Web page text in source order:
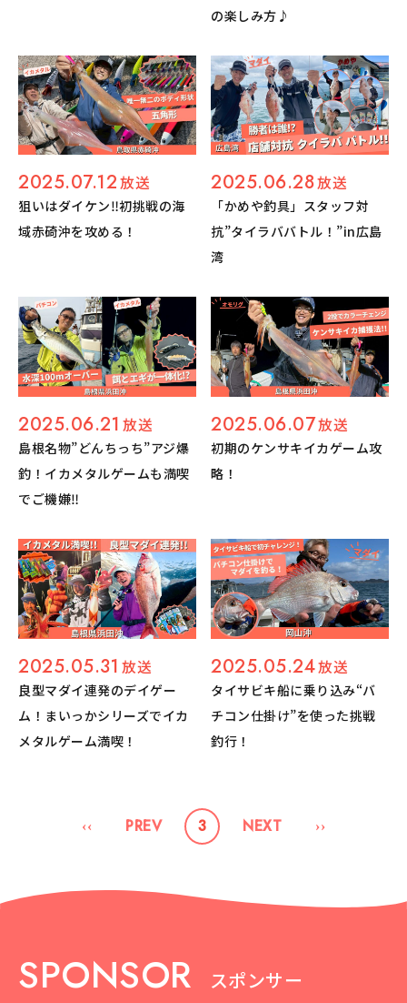
の楽しみ方♪
2025.07.12放送
狙いはダイケン‼︎初挑戦の海
域赤碕沖を攻める！
2025.06.28放送
「かめや釣具」スタッフ対
抗”タイラババトル！”in広島
湾
2025.06.21 放送
島根名物”どんちっち”アジ爆
釣！イカメタルゲームも満喫
でご機嫌‼︎
2025.06.07放送
初期のケンサキイカゲーム攻
略！
2025.05.31 放送
良型マダイ連発のデイゲー
ム！まいっかシリーズでイカ
メタルゲーム満喫！
2025.05.24放送
タイサビキ船に乗り込み“バ
チコン仕掛け”を使った挑戦
釣行！
3
SPONSOR スポンサー